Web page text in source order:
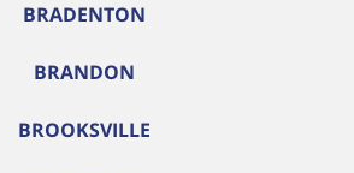
BRADENTON
BRANDON
BROOKSVILLE